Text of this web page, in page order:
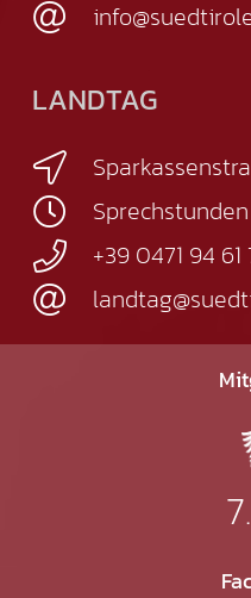
LANDTAG
+39 0471 94 61